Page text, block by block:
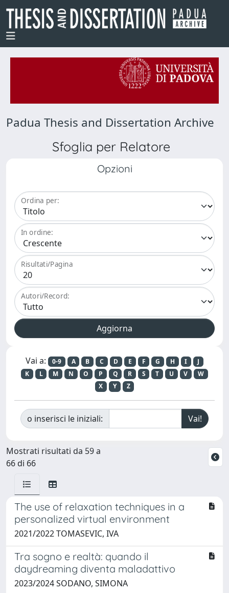
Padua Thesis and Dissertation Archive
Sfoglia per Relatore
Opzioni
Ordina per:
In ordine:
Risultati/Pagina
Autori/Record:
Vai a: 0-9 A B C D E F G H I
J
K
L M N O P Q R S T U V
W
X
Y Z
o inserisci le iniziali:
Mostrati risultati da 59 a
66 di 66
The use of relaxation techniques in a
personalized virtual environment
2021/2022 TOMASEVIC, IVA
Tra sogno e realtà: quando il
daydreaming diventa maladattivo
2023/2024 SODANO, SIMONA